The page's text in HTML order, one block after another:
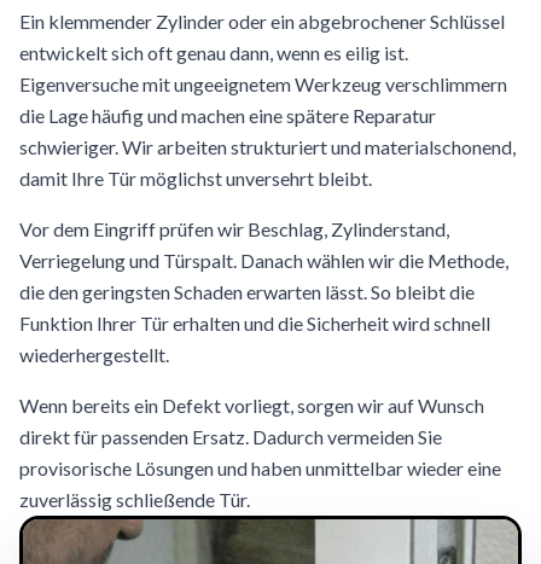
Ein klemmender Zylinder oder ein abgebrochener Schlüssel
entwickelt sich oft genau dann, wenn es eilig ist.
Eigenversuche mit ungeeignetem Werkzeug verschlimmern
die Lage häufig und machen eine spätere Reparatur
schwieriger. Wir arbeiten strukturiert und materialschonend,
damit Ihre Tür möglichst unversehrt bleibt.
Vor dem Eingriff prüfen wir Beschlag, Zylinderstand,
Verriegelung und Türspalt. Danach wählen wir die Methode,
die den geringsten Schaden erwarten lässt. So bleibt die
Funktion Ihrer Tür erhalten und die Sicherheit wird schnell
wiederhergestellt.
Wenn bereits ein Defekt vorliegt, sorgen wir auf Wunsch
direkt für passenden Ersatz. Dadurch vermeiden Sie
provisorische Lösungen und haben unmittelbar wieder eine
zuverlässig schließende Tür.